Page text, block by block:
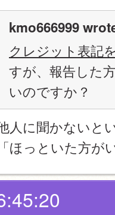
kmo666999
クレジット表記
すが、報告した
いのですか？
人に聞かないと
「ほっといた方が